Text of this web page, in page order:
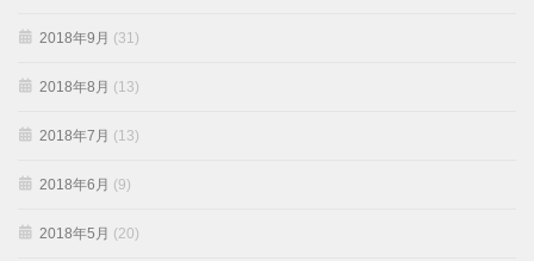
2018年9月 (31)
2018年8月 (13)
2018年7月 (13)
2018年6月 (9)
2018年5月 (20)